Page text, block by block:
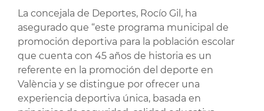
La concejala de Deportes, Rocío Gil, ha
asegurado que “este programa municipal de
promoción deportiva para la población escolar
que cuenta con 45 años de historia es un
referente en la promoción del deporte en
València y se distingue por ofrecer una
experiencia deportiva única, basada en